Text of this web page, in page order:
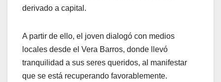
derivado a capital.
A partir de ello, el joven dialogó con medios
locales desde el Vera Barros, donde llevó
tranquilidad a sus seres queridos, al manifestar
que se está recuperando favorablemente.